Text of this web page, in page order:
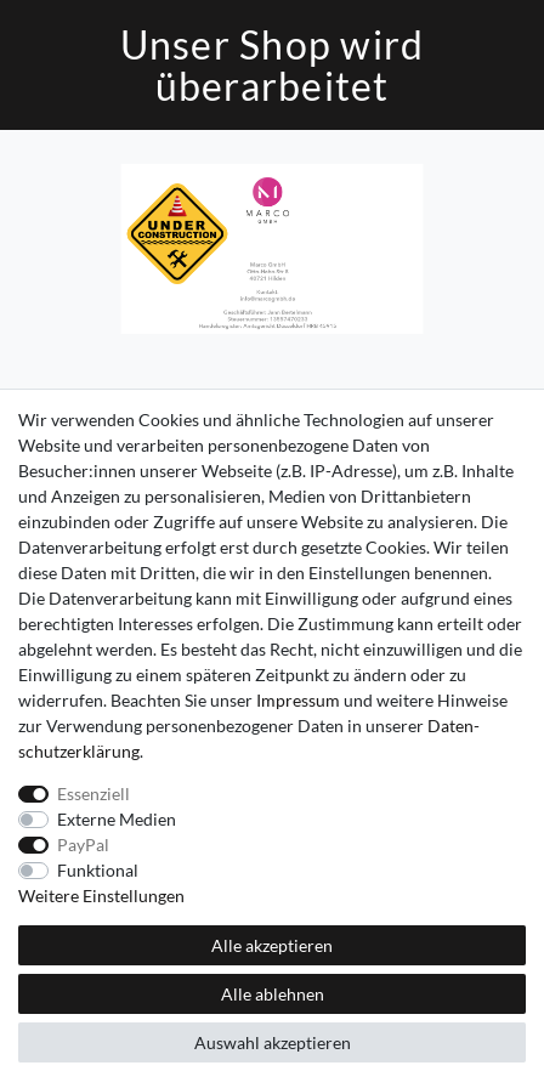
Unser Shop wird
überarbeitet
Wir verwenden Cookies und ähnliche Technologien auf unserer
Website und verarbeiten personenbezogene Daten von
Besucher:innen unserer Webseite (z.B. IP-Adresse), um z.B. Inhalte
und Anzeigen zu personalisieren, Medien von Drittanbietern
einzubinden oder Zugriffe auf unsere Website zu analysieren. Die
Datenverarbeitung erfolgt erst durch gesetzte Cookies. Wir teilen
diese Daten mit Dritten, die wir in den Einstellungen benennen.
Die Datenverarbeitung kann mit Einwilligung oder aufgrund eines
berechtigten Interesses erfolgen. Die Zustimmung kann erteilt oder
abgelehnt werden. Es besteht das Recht, nicht einzuwilligen und die
Einwilligung zu einem späteren Zeitpunkt zu ändern oder zu
widerrufen. Beachten Sie unser Impressum und weitere Hinweise
zur Verwendung personenbezogener Daten in unserer Daten­
schutz­erklärung.
Essenziell
Externe Medien
PayPal
Funktional
Weitere Einstellungen
Alle akzeptieren
Alle ablehnen
Auswahl akzeptieren